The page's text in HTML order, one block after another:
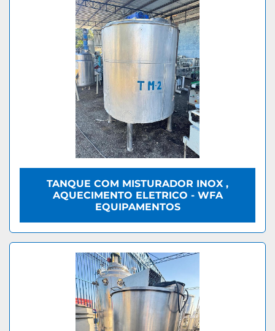
TANQUE COM MISTURADOR INOX ,
AQUECIMENTO ELETRICO - WFA
EQUIPAMENTOS